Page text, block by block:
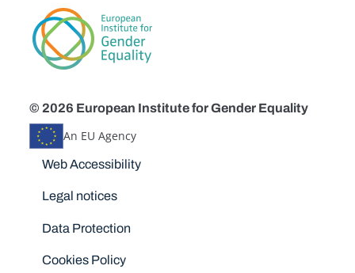
© 2026 European Institute for Gender Equality
An EU Agency
Disclaimers
Web Accessibility
Legal notices
Data Protection
Cookies Policy